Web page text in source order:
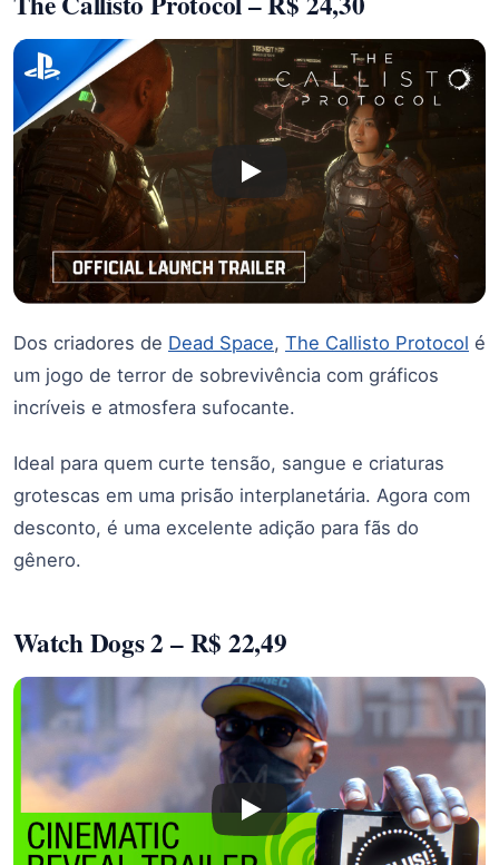
Dos criadores de Dead Space, The Callisto Protocol é
um jogo de terror de sobrevivência com gráficos
incríveis e atmosfera sufocante.
Ideal para quem curte tensão, sangue e criaturas
grotescas em uma prisão interplanetária. Agora com
desconto, é uma excelente adição para fãs do
gênero.
Watch Dogs 2 – R$ 22,49